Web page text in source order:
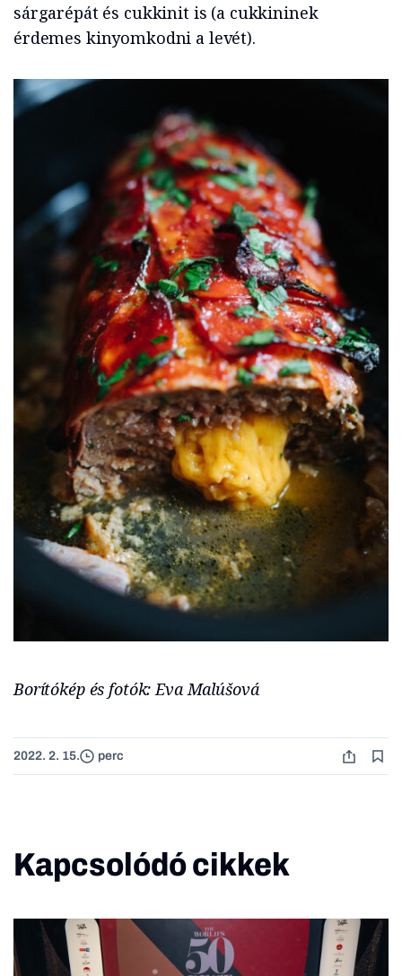
sárgarépát és cukkinit is (a cukkininek
érdemes kinyomkodni a levét).
Borítókép és fotók: Eva Malúšová
2022. 2. 15. perc
Kapcsolódó cikkek